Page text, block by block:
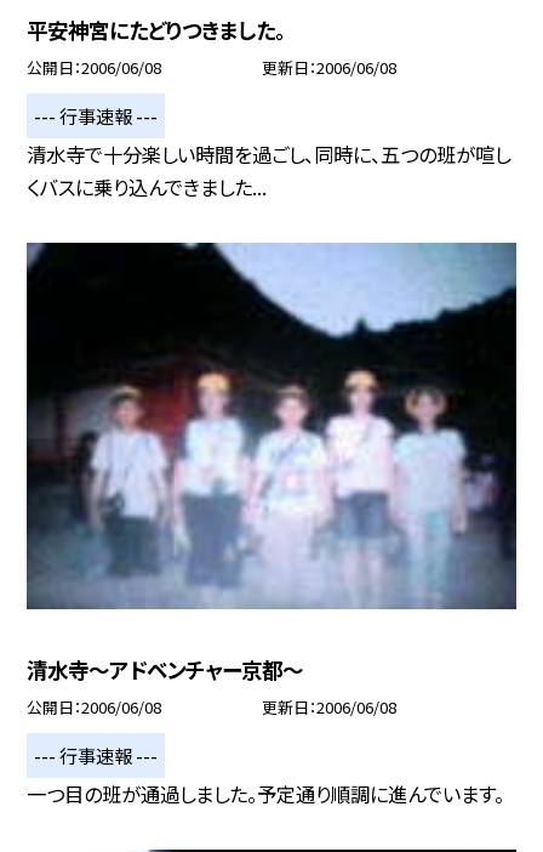
平安神宮にたどりつきました。
公開日 2006/06/08 更新日 2006/06/08
--- 行事速報 ---
清水寺で十分楽しい時間を過ごし、同時に、五つの班が喧し
くバスに乗り込んできました...
清水寺〜アドベンチャー京都〜
公開日 2006/06/08 更新日 2006/06/08
--- 行事速報 ---
一つ目の班が通過しました。予定通り順調に進んでいます。